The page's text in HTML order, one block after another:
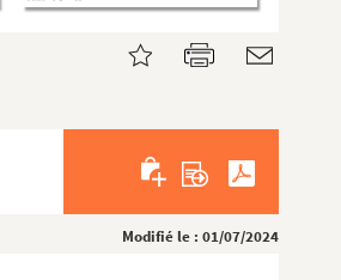
Modifié le : 01/07/2024